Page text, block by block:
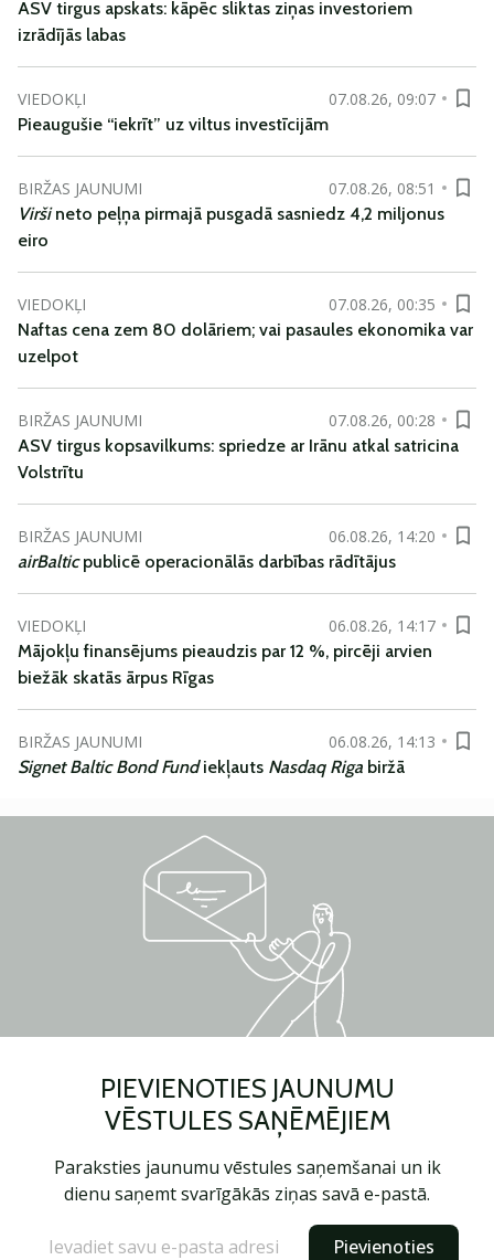
ASV tirgus apskats: kāpēc sliktas ziņas investoriem
izrādījās labas
VIEDOKĻI
07.08.26, 09:07
Pieaugušie “iekrīt” uz viltus investīcijām
BIRŽAS JAUNUMI
07.08.26, 08:51
Viršineto peļņa pirmajā pusgadā sasniedz 4,2 miljonus
eiro
VIEDOKĻI
07.08.26, 00:35
Naftas cena zem 80 dolāriem; vai pasaules ekonomika var
uzelpot
BIRŽAS JAUNUMI
07.08.26, 00:28
ASV tirgus kopsavilkums: spriedze ar Irānu atkal satricina
Volstrītu
BIRŽAS JAUNUMI
06.08.26, 14:20
airBalticpublicē operacionālās darbības rādītājus
VIEDOKĻI
06.08.26, 14:17
Mājokļu finansējums pieaudzis par 12 %, pircēji arvien
biežāk skatās ārpus Rīgas
BIRŽAS JAUNUMI
06.08.26, 14:13
Signet Baltic Bond Fundiekļauts Nasdaq Riga biržā
PIEVIENOTIES JAUNUMU
VĒSTULES SAŅĒMĒJIEM
Paraksties jaunumu vēstules saņemšanai un ik
dienu saņemt svarīgākās ziņas savā e-pastā.
Pievienoties